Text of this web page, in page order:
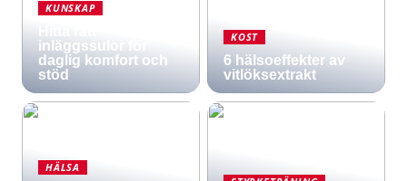
KUNSKAP
Hitta rätt
inläggssulor för
daglig komfort och
stöd
KOST
6 hälsoeffekter av
vitlöksextrakt
HÄLSA